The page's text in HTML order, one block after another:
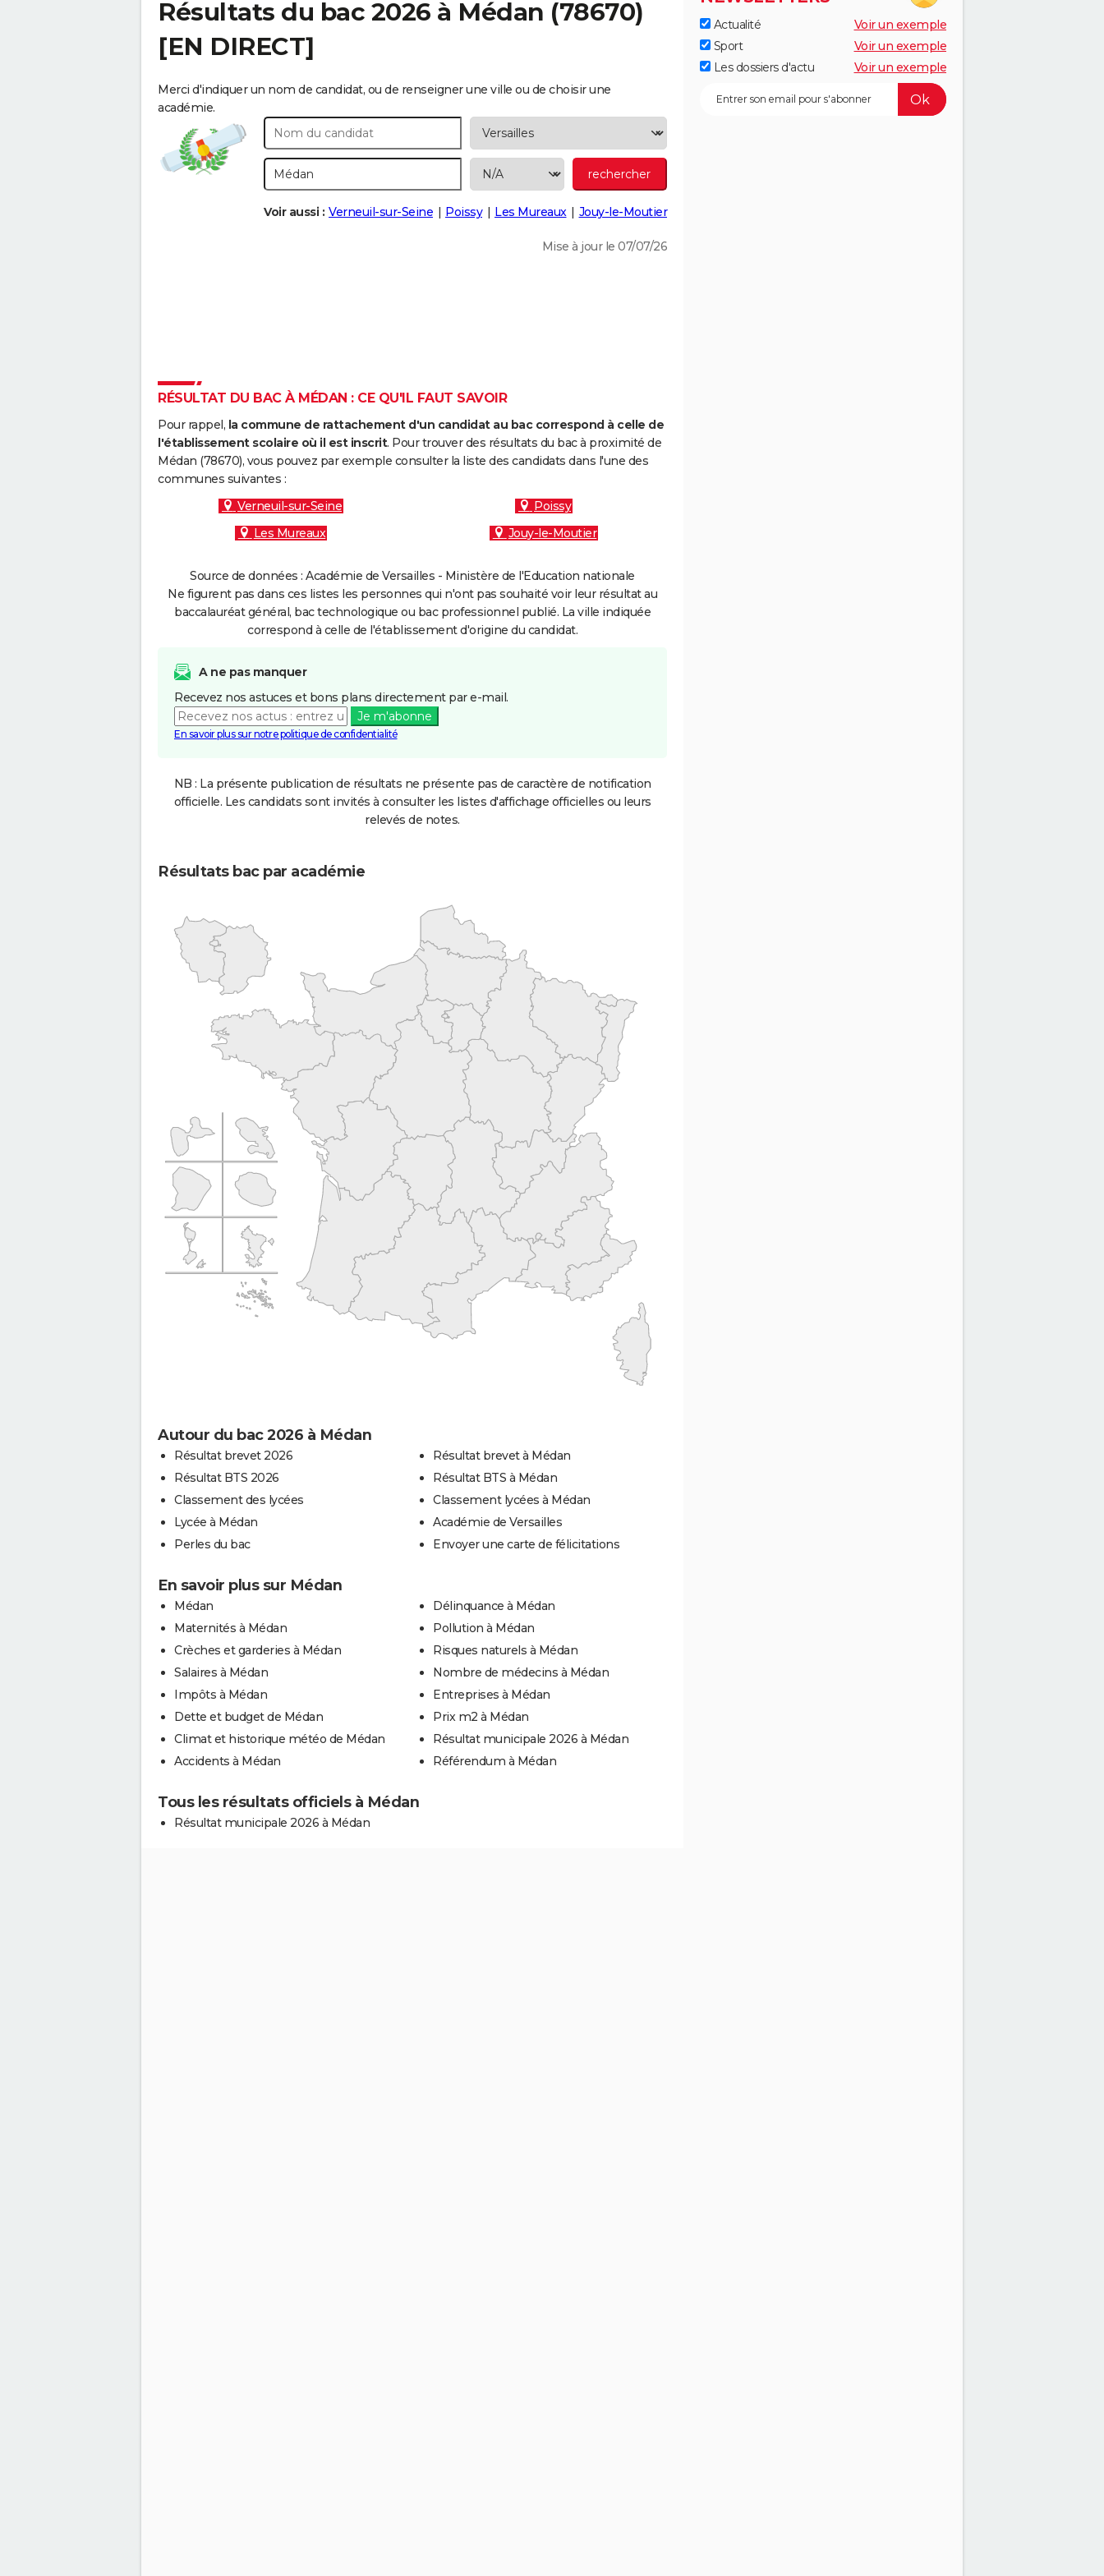
Résultats du bac 2026 à Médan (78670)
[EN DIRECT]
Merci d'indiquer un nom de candidat, ou de renseigner une ville ou de choisir une
académie.
Voir aussi : Verneuil-sur-Seine Poissy Les Mureaux Jouy-le-Moutier
Mise à jour le 07/07/26
RÉSULTAT DU BAC À MÉDAN : CE QU'IL FAUT SAVOIR
Pour rappel, la commune de rattachement d'un candidat au bac correspond à celle de
l'établissement scolaire où il est inscrit. Pour trouver des résultats du bac à proximité de
Médan (78670), vous pouvez par exemple consulter la liste des candidats dans l'une des
communes suivantes :
Verneuil-sur-Seine
Poissy
Les Mureaux
Jouy-le-Moutier
Source de données : Académie de Versailles - Ministère de l'Education nationale
Ne figurent pas dans ces listes les personnes qui n'ont pas souhaité voir leur résultat au
baccalauréat général, bac technologique ou bac professionnel publié. La ville indiquée
correspond à celle de l'établissement d'origine du candidat.
A ne pas manquer
Recevez nos astuces et bons plans directement par e-mail.
Je m'abonne
En savoir plus sur notre politique de confidentialité
NB : La présente publication de résultats ne présente pas de caractère de notification
officielle. Les candidats sont invités à consulter les listes d'affichage officielles ou leurs
relevés de notes.
Résultats bac par académie
Autour du bac 2026 à Médan
Résultat brevet 2026
Résultat BTS 2026
Classement des lycées
Lycée à Médan
Perles du bac
Résultat brevet à Médan
Résultat BTS à Médan
Classement lycées à Médan
Académie de Versailles
Envoyer une carte de félicitations
En savoir plus sur Médan
Médan
Maternités à Médan
Crèches et garderies à Médan
Salaires à Médan
Impôts à Médan
Dette et budget de Médan
Climat et historique météo de Médan
Accidents à Médan
Délinquance à Médan
Pollution à Médan
Risques naturels à Médan
Nombre de médecins à Médan
Entreprises à Médan
Prix m2 à Médan
Résultat municipale 2026 à Médan
Référendum à Médan
Tous les résultats officiels à Médan
Résultat municipale 2026 à Médan
Actualité
Voir un exemple
Sport
Voir un exemple
Les dossiers d'actu
Voir un exemple